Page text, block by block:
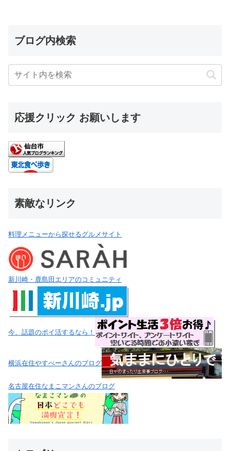
ブログ内検索
応援クリック お願いします
素敵なリンク
料理メニューから探せるグルメサイト
新川崎・鹿島田エリアのコミュニティ
今、話題のポイ活するなら！
横浜在住やすべーさんのブログ
名古屋在住なまこマンさんのブログ